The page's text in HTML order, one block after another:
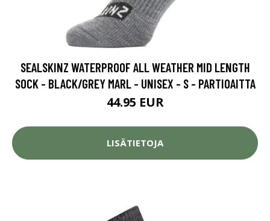
SEALSKINZ WATERPROOF ALL WEATHER MID LENGTH
SOCK - BLACK/GREY MARL - UNISEX - S - PARTIOAITTA
44.95 EUR
LISÄTIETOJA